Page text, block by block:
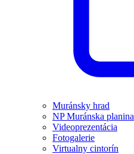
Muránsky hrad
NP Muránska planina
Videoprezentácia
Fotogalerie
Virtualny cintorín